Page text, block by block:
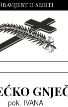
o smrti
pok. IVANA